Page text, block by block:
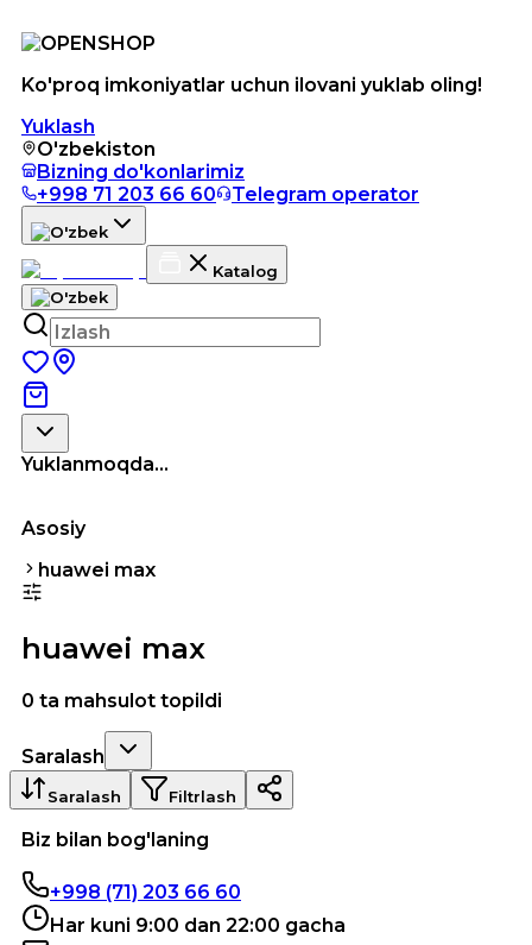
Ko'proq imkoniyatlar uchun ilovani yuklab oling!
Yuklash
O'zbekiston
Bizning do'konlarimiz
+998 71 203 66 60
Telegram operator
Katalog
Yuklanmoqda...
Asosiy
huawei max
huawei max
0 ta mahsulot topildi
Saralash
Saralash Filtrlash
Biz bilan bog'laning
+998 (71) 203 66 60
Har kuni 9:00 dan 22:00 gacha